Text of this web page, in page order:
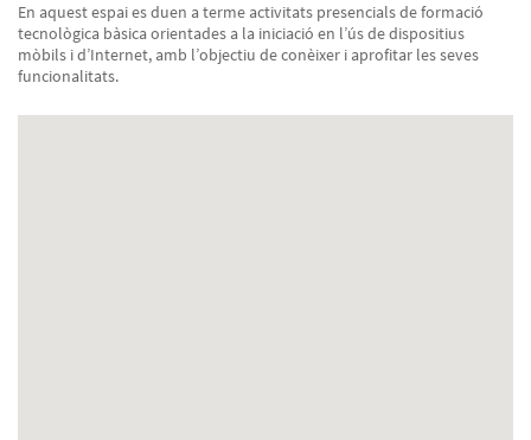
En aquest espai es duen a terme activitats presencials de formació
tecnològica bàsica orientades a la iniciació en l’ús de dispositius
mòbils i d’Internet, amb l’objectiu de conèixer i aprofitar les seves
funcionalitats.